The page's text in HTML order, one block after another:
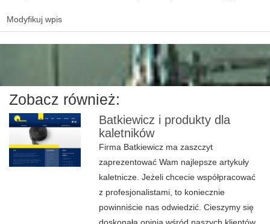
Modyfikuj wpis
Zobacz również:
Batkiewicz i produkty dla
kaletników
Firma Batkiewicz ma zaszczyt
zaprezentować Wam najlepsze artykuły
kaletnicze. Jeżeli chcecie współpracować
z profesjonalistami, to koniecznie
powinniście nas odwiedzić. Cieszymy się